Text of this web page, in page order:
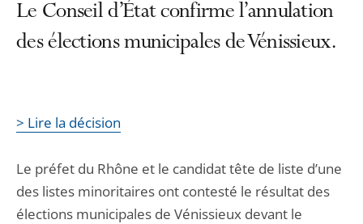
Le Conseil d’État confirme l’annulation
des élections municipales de Vénissieux.
> Lire la décision
Le préfet du Rhône et le candidat tête de liste d’une
des listes minoritaires ont contesté le résultat des
élections municipales de Vénissieux devant le